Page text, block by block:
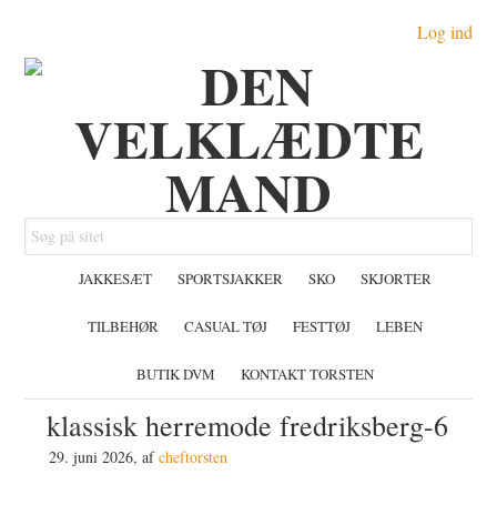
indhold
Log ind
Søg
på
JAKKESÆT SPORTSJAKKER SKO SKJORTER
TILBEHØR CASUAL TØJ FESTTØJ LEBEN
BUTIK DVM KONTAKT TORSTEN
klassisk herremode fredriksberg-6
29. juni 2026, afcheftorsten